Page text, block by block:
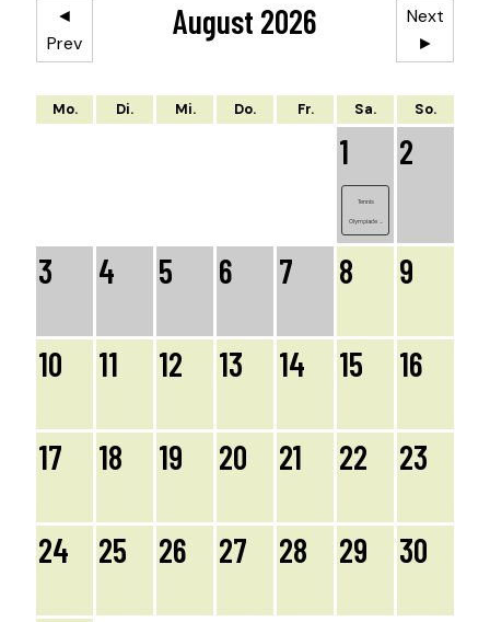
◄
Prev
August 2026
Next
►
Mo. Di. Mi. Do. Fr. Sa. So.
1
Tennis
Olympiade ...
2
3 4 5 6 7 8 9
10 11 12 13 14 15 16
17 18 19 20 21 22 23
24 25 26 27 28 29 30